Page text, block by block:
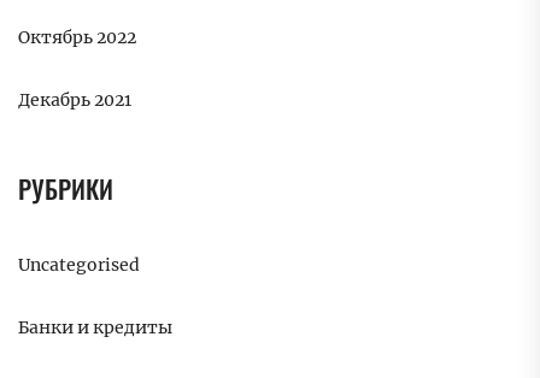
Октябрь 2022
Декабрь 2021
РУБРИКИ
Uncategorised
Банки и кредиты